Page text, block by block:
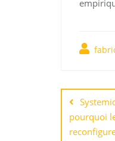
по
pourquoi